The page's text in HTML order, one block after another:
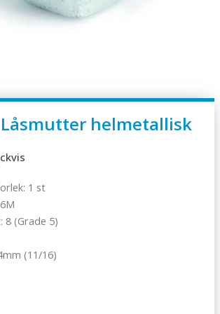
Låsmutter helmetallisk
1 st
8 (Grade 5)
(11/16)